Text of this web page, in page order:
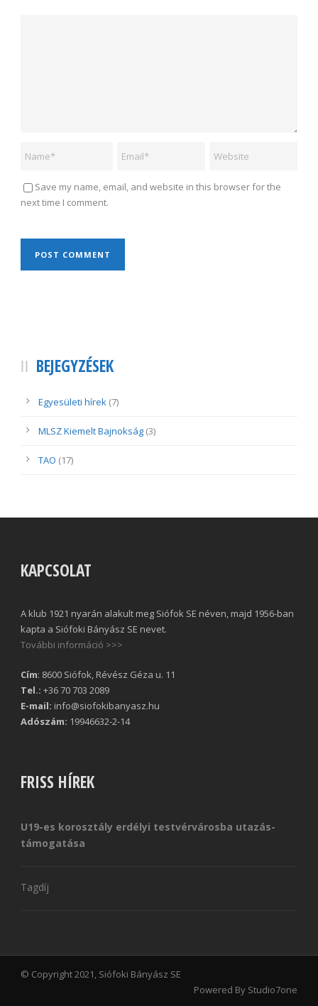
Save my name, email, and website in this browser for the
next time I comment.
BEJEGYZÉSEK
Egyesületi hírek (7)
MLSZ Kiemelt Bajnokság (3)
TAO (17)
KAPCSOLAT
A klub 1921 nyarán alakult meg Siófok SE néven, majd 1956-ban
kapta a Siófoki Bányász SE nevet.
További információ >>>
Cím: 8600 Siófok, Révész Géza u. 11
Tel.: +36 70 703 2089
E-mail: info@siofokibanyasz.hu
Adószám: 19946632-2-14
FRISS HÍREK
U19-es korosztály erdélyi testvérvárosba utazás-
támogatása
Tagdíj
© Copyright 2021, Siófoki Bányász SE
Powered By Studio7one